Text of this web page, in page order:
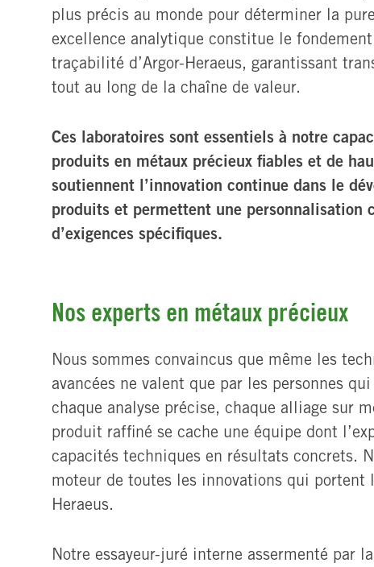
plus précis au monde pour déterminer la
excellence analytique constitue le
traçabilité d’Argor-Heraeus, garantissant
tout au long de la chaîne de valeur.
Ces laboratoires sont essentiels à notre
produits en métaux précieux fiables et de
soutiennent l’innovation continue dans le
produits et permettent une personnalisation
d’exigences spécifiques.
Nos experts en métaux précieux
Nous sommes convaincus que même les
avancées ne valent que par les personnes
chaque analyse précise, chaque alliage sur
produit raffiné se cache une équipe dont
capacités techniques en résultats concrets.
moteur de toutes les innovations qui portent
Heraeus.
Notre essayeur-juré interne assermenté par